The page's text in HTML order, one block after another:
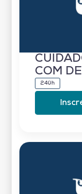
COM
240h